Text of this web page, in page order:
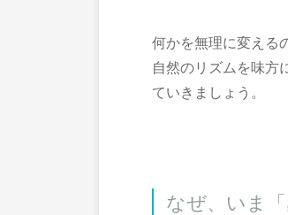
何かを無理に変える
自然のリズムを味方
ていきましょう。
なぜ、いま